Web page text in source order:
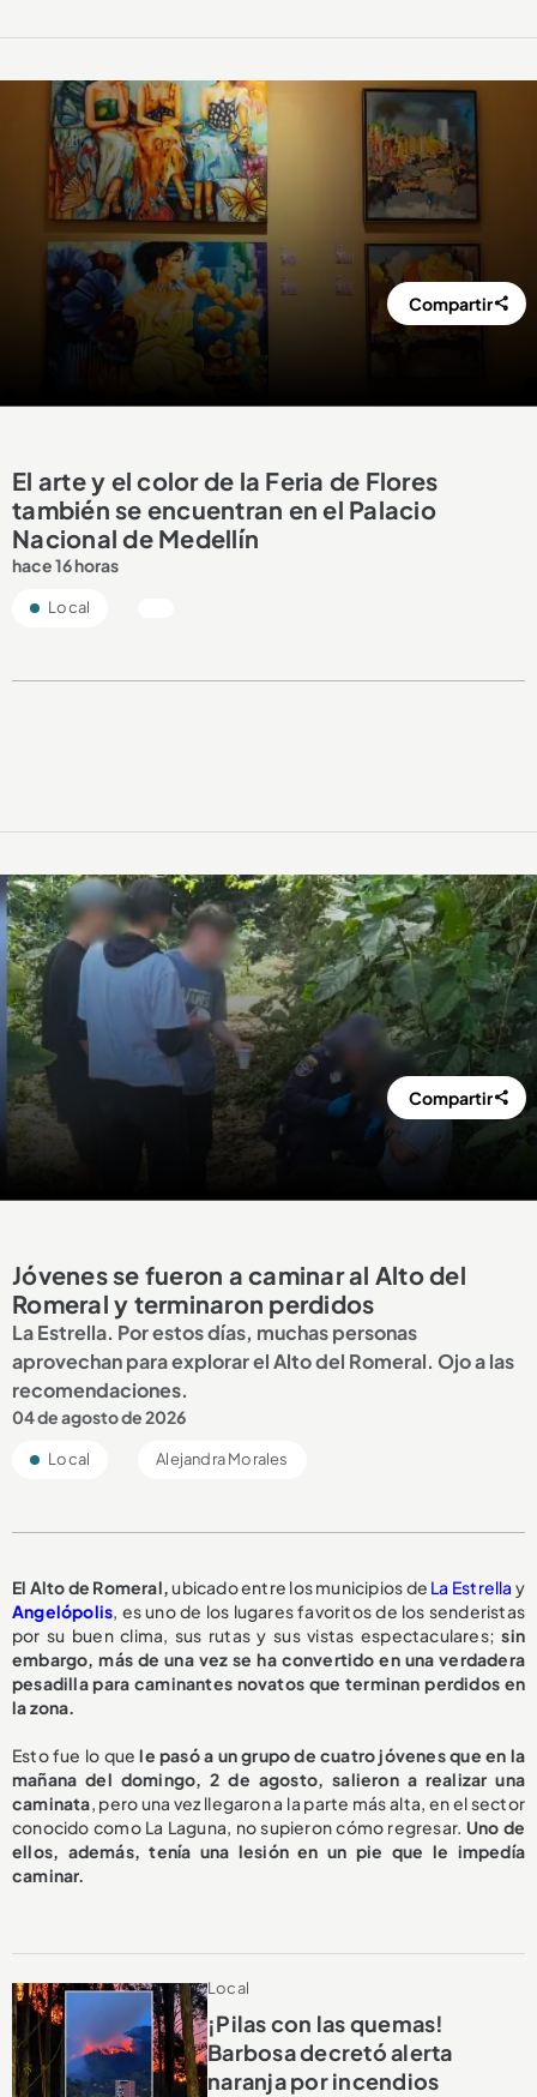
Compartir
El arte y el color de la Feria de Flores
también se encuentran en el Palacio
Nacional de Medellín
hace 16 horas
Local
Compartir
Jóvenes se fueron a caminar al Alto del
Romeral y terminaron perdidos
La Estrella. Por estos días, muchas personas
aprovechan para explorar el Alto del Romeral. Ojo a las
recomendaciones.
04 de agosto de 2026
Local Alejandra Morales
El Alto de Romeral, ubicado entre los municipios de La Estrella y
Angelópolis , es uno de los lugares favoritos de los senderistas
por su buen clima, sus rutas y sus vistas espectaculares;sin
embargo, más de una vez se ha convertido en una verdadera
pesadilla para caminantes novatos que terminan perdidos en
la zona.
Esto fue lo quele pasó a un grupo de cuatro jóvenes que en la
mañana del domingo, 2 de agosto, salieron a realizar una
caminata , pero una vez llegaron a la parte más alta, en el sector
conocido como La Laguna, no supieron cómo regresar. Uno de
ellos, además, tenía una lesión en un pie que le impedía
caminar.
Local
¡Pilas con las quemas!
Barbosa decretó alerta
naranja por incendios